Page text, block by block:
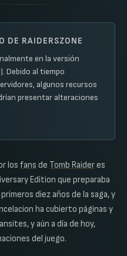
DE RAIDERSZONE
en la versión
Debido al tiempo
algunos recursos
presentar alteraciones
los fans de Tomb Raideres
Edition que preparaba
diez años de la saga, y
ha cubierto páginas y
y aún a día de hoy,
del juego.